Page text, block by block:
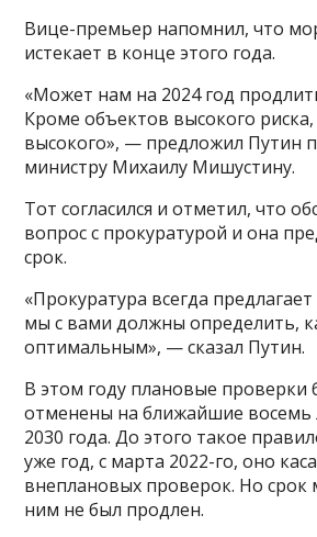
Вице-премьер напомнил, что
истекает в конце этого года.
«Может нам на 2024 год
Кроме объектов высокого
высокого», — предложил Путин
министру Михаилу Мишустину.
Тот согласился и отметил, что
вопрос с прокуратурой и она
срок.
«Прокуратура всегда
мы с вами должны определить,
оптимальным», — сказал Путин.
В этом году плановые проверки
отменены на ближайшие восемь
2030 года. До этого такое
уже год, с марта 2022-го, оно
внеплановых проверок. Но срок
ним не был продлен.